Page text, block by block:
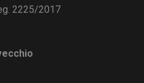
2225/2017